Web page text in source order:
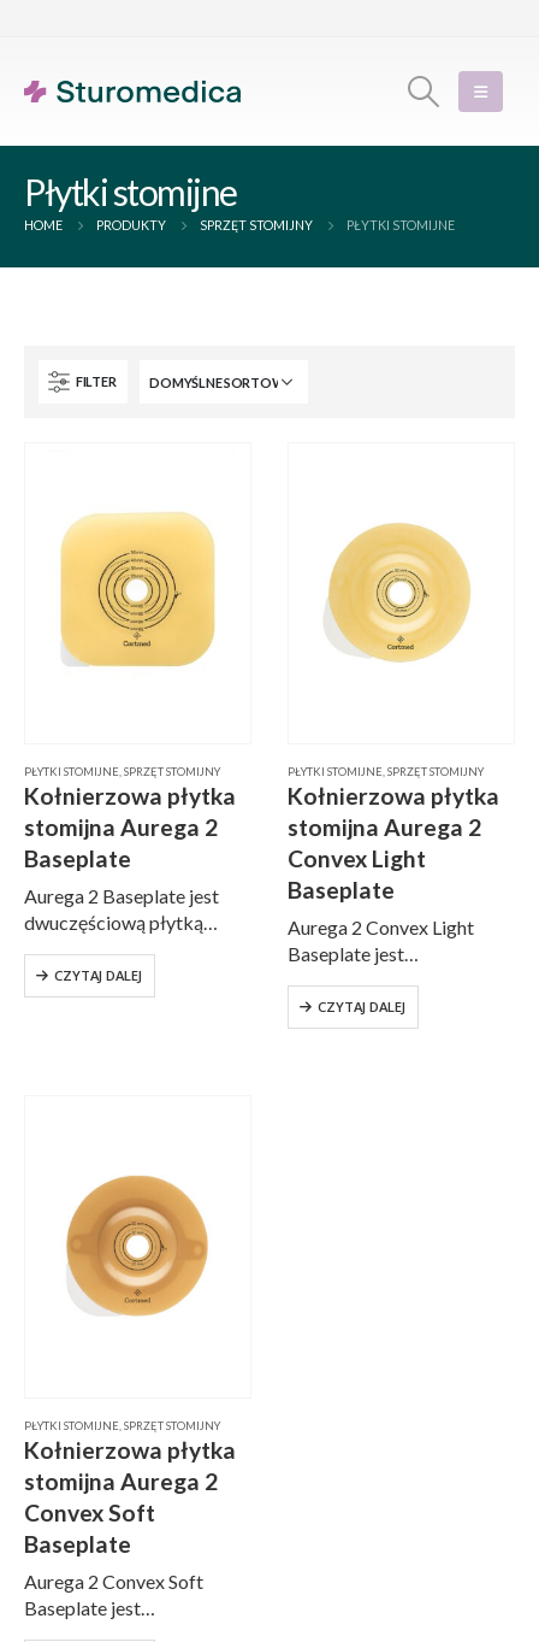
Płytki stomijne
HOME PRODUKTY SPRZĘT STOMIJNY PŁYTKI STOMIJNE
FILTER
PŁYTKI STOMIJNE,SPRZĘT STOMIJNY
Kołnierzowa płytka
stomijna Aurega 2
Baseplate
Aurega 2 Baseplate jest
dwuczęściową płytką
stomijną przeznaczoną dla
osób ze wszystkimi
rodzajami stomii. Dzięki
CZYTAJ DALEJ
PŁYTKI STOMIJNE,SPRZĘT STOMIJNY
Kołnierzowa płytka
stomijna Aurega 2
Convex Light
Baseplate
Aurega 2 Convex Light
Baseplate jest
dwuczęściową płytką
stomijną przeznaczoną dla
osób ze wszystkimi
CZYTAJ DALEJ
PŁYTKI STOMIJNE SPRZĘT STOMIJNY
Kołnierzowa płytka
stomijna Aurega 2
Convex Soft
Baseplate
Aurega 2 Convex Soft
Baseplate jest